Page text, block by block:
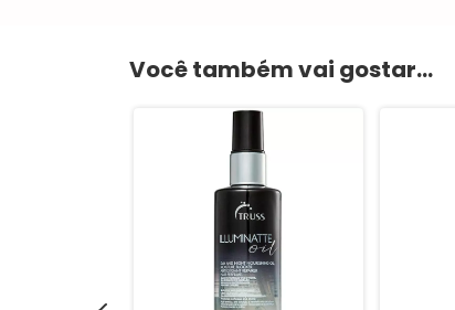
Você também vai gostar...